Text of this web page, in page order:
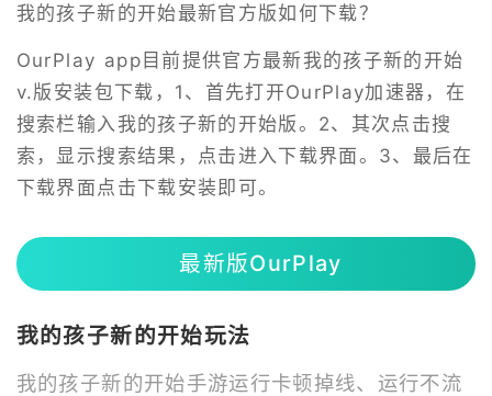
我的孩子新的开始最新官方版如何下载？
OurPlay app目前提供官方最新我的孩子新的开始
v.版安装包下载，1、首先打开OurPlay加速器，在
搜索栏输入我的孩子新的开始版。2、其次点击搜
索，显示搜索结果，点击进入下载界面。3、最后在
下载界面点击下载安装即可。
最新版OurPlay
我的孩子新的开始玩法
我的孩子新的开始手游运行卡顿掉线、运行不流